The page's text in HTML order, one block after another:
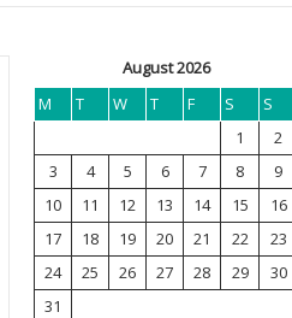
August 2026
M
T W T F S
S
1
2
3
4 5 6 7 8
9
10
11 12 13 14 15
16
17
18 19 20 21 22
23
24
25 26 27 28 29
30
31